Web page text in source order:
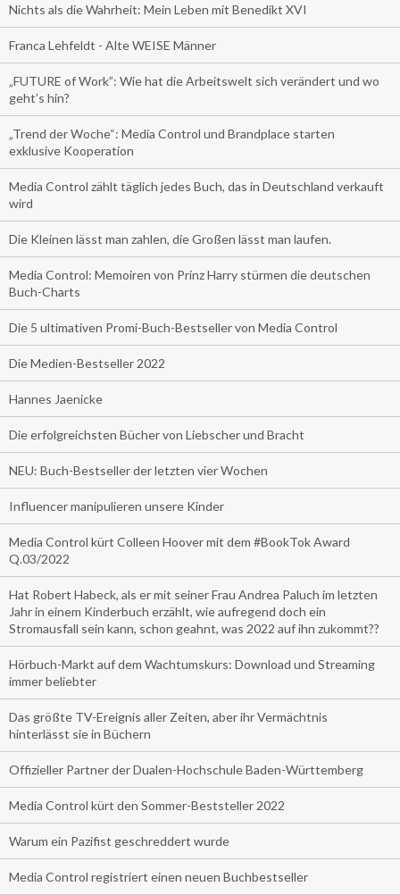
Nichts als die Wahrheit: Mein Leben mit Benedikt XVI
Franca Lehfeldt - Alte WEISE Männer
„FUTURE of Work”: Wie hat die Arbeitswelt sich verändert und wo
geht’s hin?
„Trend der Woche“: Media Control und Brandplace starten
exklusive Kooperation
Media Control zählt täglich jedes Buch, das in Deutschland verkauft
wird
Die Kleinen lässt man zahlen, die Großen lässt man laufen.
Media Control: Memoiren von Prinz Harry stürmen die deutschen
Buch-Charts
Die 5 ultimativen Promi-Buch-Bestseller von Media Control
Die Medien-Bestseller 2022
Hannes Jaenicke
Die erfolgreichsten Bücher von Liebscher und Bracht
NEU: Buch-Bestseller der letzten vier Wochen
Influencer manipulieren unsere Kinder
Media Control kürt Colleen Hoover mit dem #BookTok Award
Q.03/2022
Hat Robert Habeck, als er mit seiner Frau Andrea Paluch im letzten
Jahr in einem Kinderbuch erzählt, wie aufregend doch ein
Stromausfall sein kann, schon geahnt, was 2022 auf ihn zukommt??
Hörbuch-Markt auf dem Wachtumskurs: Download und Streaming
immer beliebter
Das größte TV-Ereignis aller Zeiten, aber ihr Vermächtnis
hinterlässt sie in Büchern
Offizieller Partner der Dualen-Hochschule Baden-Württemberg
Media Control kürt den Sommer-Beststeller 2022
Warum ein Pazifist geschreddert wurde
Media Control registriert einen neuen Buchbestseller